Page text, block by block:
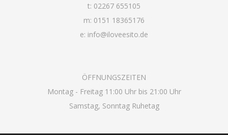
t: 02267 655105
m: 0151 18365176
e: info@iloveesito.de
ÖFFNUNGSZEITEN
Montag - Freitag 11:00 Uhr bis 21:00 Uhr
Samstag, Sonntag Ruhetag